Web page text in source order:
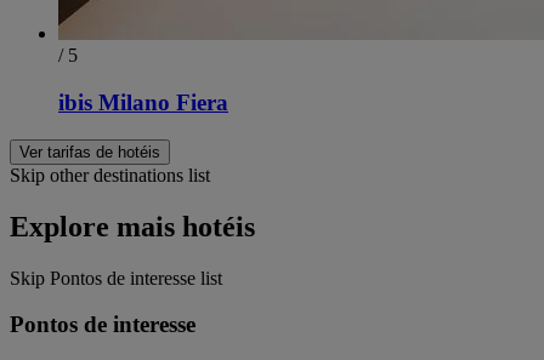
/ 5
ibis Milano Fiera
Ver tarifas de hotéis
Skip other destinations list
Explore mais hotéis
Skip Pontos de interesse list
Pontos de interesse